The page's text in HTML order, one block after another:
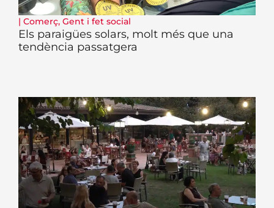
| Comerç, Gent i fet social
Els paraigües solars, molt més que una
tendència passatgera